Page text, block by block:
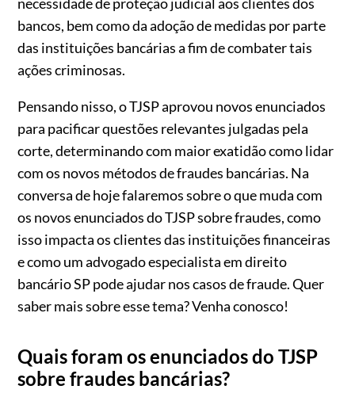
bancos, bem como da adoção de medidas por parte
das instituições bancárias a fim de combater tais
ações criminosas.
Pensando nisso, o TJSP aprovou novos enunciados
para pacificar questões relevantes julgadas pela
corte, determinando com maior exatidão como lidar
com os novos métodos de fraudes bancárias. Na
conversa de hoje falaremos sobre o que muda com
os novos enunciados do TJSP sobre fraudes, como
isso impacta os clientes das instituições financeiras
e como um advogado especialista em direito
bancário SP pode ajudar nos casos de fraude. Quer
saber mais sobre esse tema? Venha conosco!
Quais foram os enunciados do TJSP
sobre fraudes bancárias?